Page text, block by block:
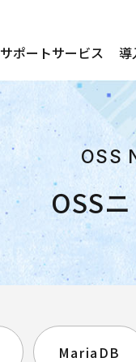
サポートサービス 導
OSS
OSS
MariaDB